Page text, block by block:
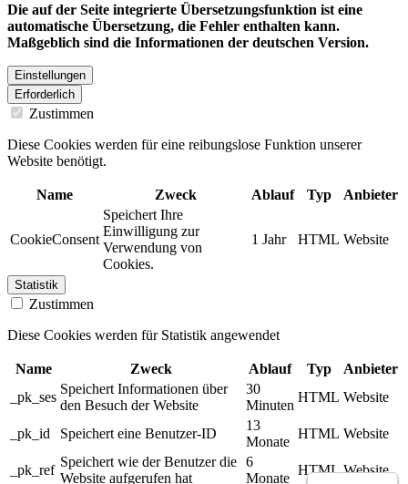
Die auf der Seite integrierte Übersetzungsfunktion ist eine
automatische Übersetzung, die Fehler enthalten kann.
Maßgeblich sind die Informationen der deutschen Version.
Einstellungen
Erforderlich
Zustimmen
Diese Cookies werden für eine reibungslose Funktion unserer
Website benötigt.
Name Zweck Ablauf Typ Anbieter
CookieConsent
Speichert Ihre
Einwilligung zur
Verwendung von
Cookies.
1 Jahr HTML Website
Statistik
Zustimmen
Diese Cookies werden für Statistik angewendet
Name Zweck Ablauf Typ
Anbieter
_pk_ses
Speichert Informationen über
den Besuch der Website
30
Minuten
HTML Website
_pk_id Speichert eine Benutzer-ID
13
Monate
HTML Website
_pk_ref
Speichert wie der Benutzer die
Website aufgerufen hat
6
Monate
HTML Website